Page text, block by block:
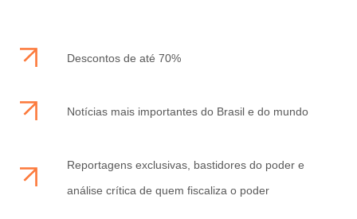
Descontos de até 70%
Notícias mais importantes do Brasil e do mundo
Reportagens exclusivas, bastidores do poder e
análise crítica de quem fiscaliza o poder